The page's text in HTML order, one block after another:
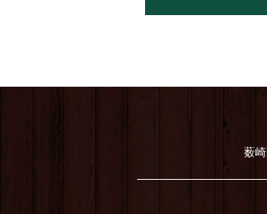
薮